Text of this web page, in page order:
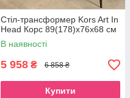
Стіл-трансформер Kors Art In
Head Корс 89(178)x76x68 см
В наявності
5 958 ₴ 6 858 ₴
Купити